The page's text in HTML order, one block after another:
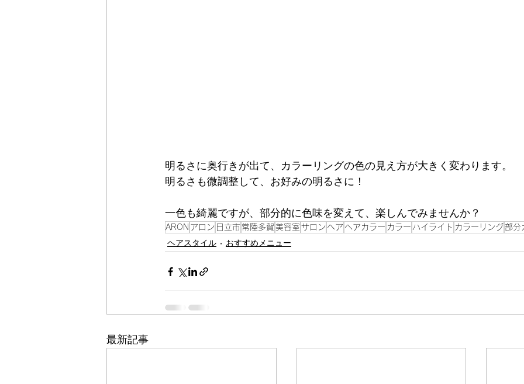
明るさに奥行きが出て、カラーリングの色の見え方が大きく変わります。
明るさも微調整して、お好みの明るさに！
一色も綺麗ですが、部分的に色味を変えて、楽しんでみませんか？
ARON アロン 日立市 常陸多賀 美容室 サロン ヘア ヘアカラー カラー ハイライト カラーリング 部分
ヘアスタイル おすすめメニュー
最新記事